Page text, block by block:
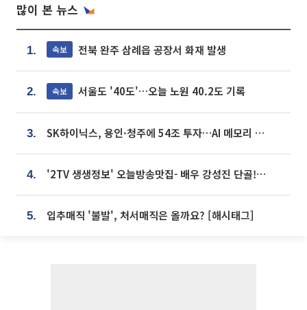
많이 본 뉴스
1. 속보 전북 완주 삼례읍 공장서 화재 발생
2. 속보 서울도 '40도'…오늘 노원 40.2도 기록
3. SK하이닉스, 용인·청주에 54조 투자…AI 메모리 생산기지 키운다
4. '2TV 생생정보' 오늘방송맛집- 배우 강성진 단골! 쌀국수ㆍ푸팟퐁 커리 맛집 '블○○○'
5. 입추매직 '불발', 처서매직은 올까요? [해시태그]